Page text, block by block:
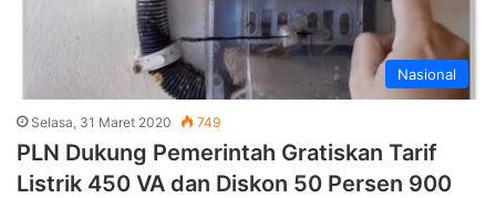
Nasional
Selasa, 31 Maret 2020 749
PLN Dukung Pemerintah Gratiskan Tarif
Listrik 450 VA dan Diskon 50 Persen 900